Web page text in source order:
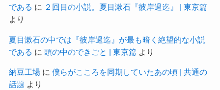
である に ２回目の小説。夏目漱石『彼岸過迄』 | 東京篇
より
夏目漱石の中では『彼岸過迄』が最も暗く絶望的な小説
である に 頭の中のできごと | 東京篇 より
納豆工場に 僕らがこころを同期していたあの頃 | 共通の
話題 より